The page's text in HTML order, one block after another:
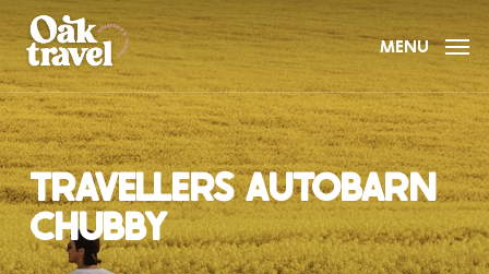
Skip
main
content
MENU
TRAVELLERS AUTOBARN
CHUBBY